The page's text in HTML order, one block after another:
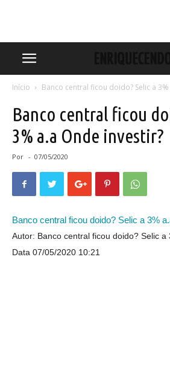
Início Banco central ficou doido? Selic a
Banco central ficou
3% a.a Onde investir?
Por - 07/05/2020
Banco central ficou doido? Selic a 3%
Autor: Banco central ficou doido? Selic a
Data 07/05/2020 10:21